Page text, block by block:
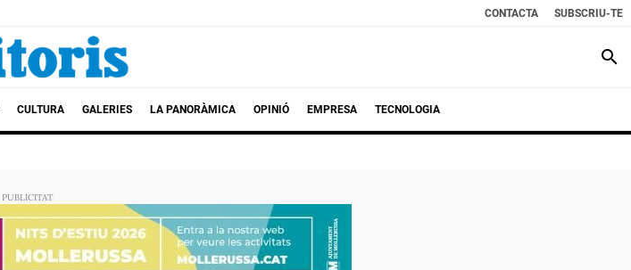
CONTACTA SUBSCRIU-TE
search
CULTURA GALERIES LA PANORÀMICA OPINIÓ EMPRESA TECNOLOGIA